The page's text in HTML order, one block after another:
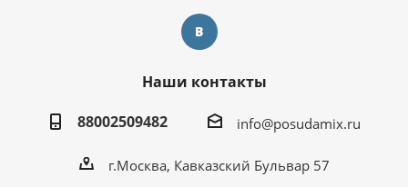
Наши контакты
88002509482
info@posudamix.ru
г.Москва, Кавказский Бульвар 57